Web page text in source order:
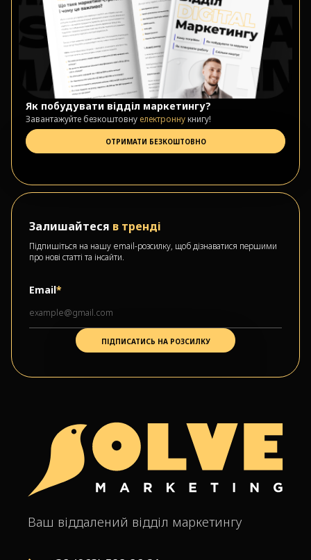
Залишайтеся в тренді
Підпишіться на нашу email-розсилку, щоб дізнаватися першими
про нові статті та інсайти.
Email*
Як побудувати відділ маркетингу?
Завантажуйте безкоштовну електроннукнигу!
ОТРИМАТИ БЕЗКОШТОВНО
Ваш віддалений відділ маркетингу